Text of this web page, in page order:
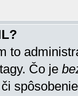
to
Čo je